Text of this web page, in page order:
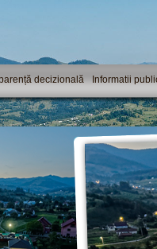
decizională Informatii